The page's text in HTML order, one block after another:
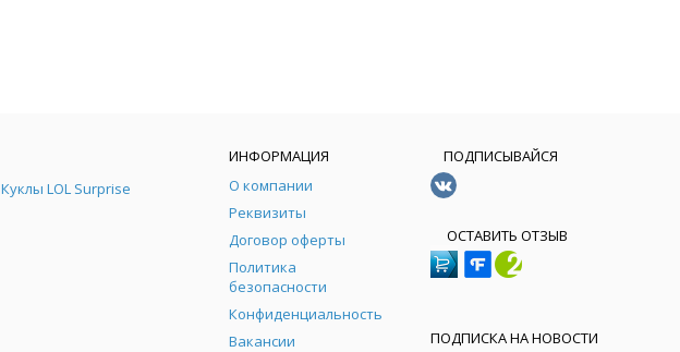
Куклы LOL Surprise
ИНФОРМАЦИЯ
О компании
Реквизиты
Договор оферты
Политика
безопасности
Конфиденциальность
Вакансии
ПОДПИСЫВАЙСЯ
ОСТАВИТЬ ОТЗЫВ
ПОДПИСКА НА НОВОСТИ